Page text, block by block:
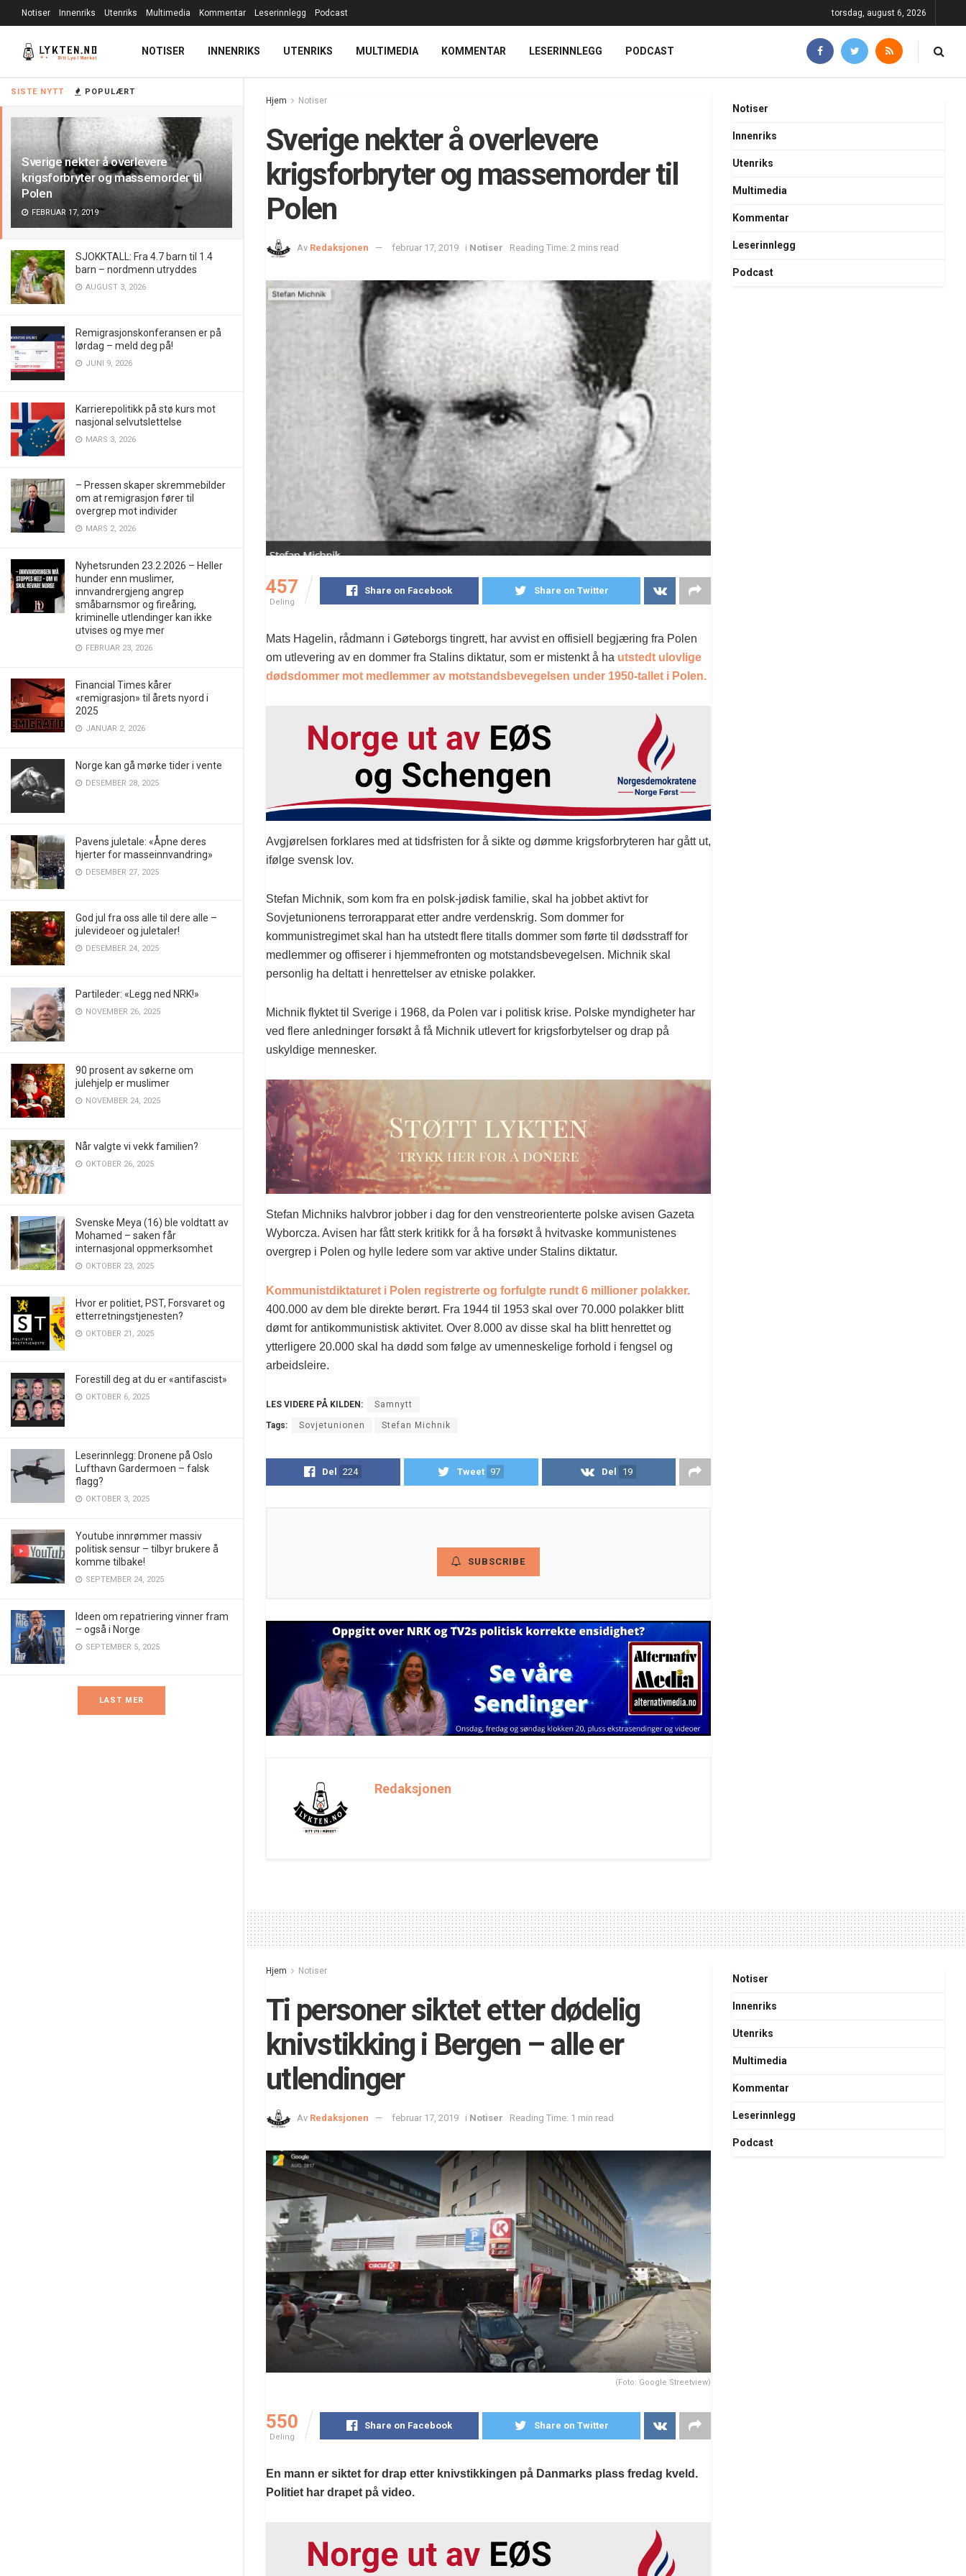
SISTE NYTT POPULÆRT
Sverige nekter å overlevere
krigsforbryter og massemorder til
Polen
FEBRUAR 17, 2019
SJOKKTALL: Fra 4.7 barn til 1.4
barn – nordmenn utryddes
AUGUST 3, 2026
Remigrasjonskonferansen er på
lørdag – meld deg på!
JUNI 9, 2026
Karrierepolitikk på stø kurs mot
nasjonal selvutslettelse
MARS 3, 2026
– Pressen skaper skremmebilder
om at remigrasjon fører til
overgrep mot individer
MARS 2, 2026
Nyhetsrunden 23.2.2026 – Heller
hunder enn muslimer,
innvandrergjeng angrep
småbarnsmor og fireåring,
kriminelle utlendinger kan ikke
utvises og mye mer
FEBRUAR 23, 2026
Financial Times kårer
«remigrasjon» til årets nyord i
2025
JANUAR 2, 2026
Norge kan gå mørke tider i vente
DESEMBER 28, 2025
Pavens juletale: «Åpne deres
hjerter for masseinnvandring»
DESEMBER 27, 2025
God jul fra oss alle til dere alle –
julevideoer og juletaler!
DESEMBER 24, 2025
Partileder: «Legg ned NRK!»
NOVEMBER 26, 2025
90 prosent av søkerne om
julehjelp er muslimer
NOVEMBER 24, 2025
Når valgte vi vekk familien?
OKTOBER 26, 2025
Svenske Meya (16) ble voldtatt av
Mohamed – saken får
internasjonal oppmerksomhet
OKTOBER 23, 2025
Hvor er politiet, PST, Forsvaret og
etterretningstjenesten?
OKTOBER 21, 2025
Forestill deg at du er «antifascist»
OKTOBER 6, 2025
Leserinnlegg: Dronene på Oslo
Lufthavn Gardermoen – falsk
flagg?
OKTOBER 3, 2025
Youtube innrømmer massiv
politisk sensur – tilbyr brukere å
komme tilbake!
SEPTEMBER 24, 2025
Ideen om repatriering vinner fram
– også i Norge
SEPTEMBER 5, 2025
LAST MER
Notiser Innenriks Utenriks Multimedia Kommentar Leserinnlegg Podcast torsdag, august 6, 2026
NOTISER INNENRIKS UTENRIKS MULTIMEDIA KOMMENTAR LESERINNLEGG PODCAST
Hjem Notiser
Sverige nekter å overlevere
krigsforbryter og massemorder til
Polen
Av Redaksjonen februar 17, 2019 i Notiser Reading Time: 2 mins read
457
Deling
Share on Facebook Share on Twitter
Mats Hagelin, rådmann i Gøteborgs tingrett, har avvist en offisiell begjæring fra Polen
om utlevering av en dommer fra Stalins diktatur, som er mistenkt å ha utstedt ulovlige
dødsdommer mot medlemmer av motstandsbevegelsen under 1950-tallet i Polen.
Avgjørelsen forklares med at tidsfristen for å sikte og dømme krigsforbryteren har gått ut,
ifølge svensk lov.
Stefan Michnik, som kom fra en polsk-jødisk familie, skal ha jobbet aktivt for
Sovjetunionens terrorapparat etter andre verdenskrig. Som dommer for
kommunistregimet skal han ha utstedt flere titalls dommer som førte til dødsstraff for
medlemmer og offiserer i hjemmefronten og motstandsbevegelsen. Michnik skal
personlig ha deltatt i henrettelser av etniske polakker.
Michnik flyktet til Sverige i 1968, da Polen var i politisk krise. Polske myndigheter har
ved flere anledninger forsøkt å få Michnik utlevert for krigsforbytelser og drap på
uskyldige mennesker.
Stefan Michniks halvbror jobber i dag for den venstreorienterte polske avisen Gazeta
Wyborcza. Avisen har fått sterk kritikk for å ha forsøkt å hvitvaske kommunistenes
overgrep i Polen og hylle ledere som var aktive under Stalins diktatur.
Kommunistdiktaturet i Polen registrerte og forfulgte rundt 6 millioner polakker.
400.000 av dem ble direkte berørt. Fra 1944 til 1953 skal over 70.000 polakker blitt
dømt for antikommunistisk aktivitet. Over 8.000 av disse skal ha blitt henrettet og
ytterligere 20.000 skal ha dødd som følge av umenneskelige forhold i fengsel og
arbeidsleire.
LES VIDERE PÅ KILDEN: Samnytt
Tags: Sovjetunionen Stefan Michnik
Del 224 Tweet 97 Del 19
SUBSCRIBE
Redaksjonen
Notiser
Innenriks
Utenriks
Multimedia
Kommentar
Leserinnlegg
Podcast
Hjem Notiser
Ti personer siktet etter dødelig
knivstikking i Bergen – alle er
utlendinger
Av Redaksjonen februar 17, 2019 i Notiser Reading Time: 1 min read
(Foto: Google Streetview)
550
Deling
Share on Facebook Share on Twitter
En mann er siktet for drap etter knivstikkingen på Danmarks plass fredag kveld.
Politiet har drapet på video.
Notiser
Innenriks
Utenriks
Multimedia
Kommentar
Leserinnlegg
Podcast